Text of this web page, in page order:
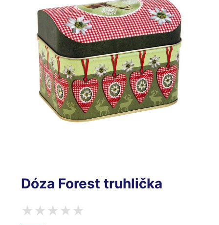
Dóza Forest truhlička